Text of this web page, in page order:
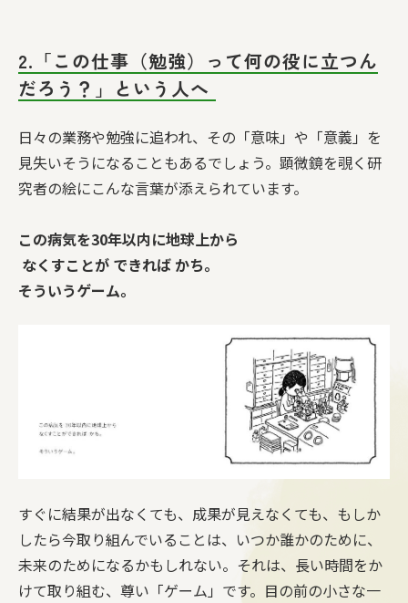
2.「この仕事（勉強）って何の役に立つん
だろう？」という人へ
日々の業務や勉強に追われ、その「意味」や「意義」を
見失いそうになることもあるでしょう。顕微鏡を覗く研
究者の絵にこんな言葉が添えられています。
この病気を30年以内に地球上から
なくすことが できれば かち。
そういうゲーム。
すぐに結果が出なくても、成果が見えなくても、もしか
したら今取り組んでいることは、いつか誰かのために、
未来のためになるかもしれない。それは、長い時間をか
けて取り組む、尊い「ゲーム」です。目の前の小さな一